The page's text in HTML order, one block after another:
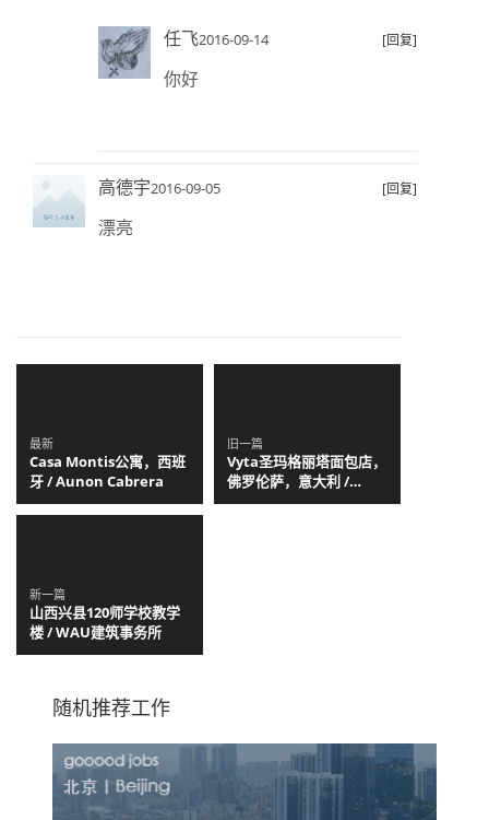
任飞2016-09-14 [回复]
你好
高德宇2016-09-05 [回复]
漂亮
最新
Casa Montis公寓，西班
牙 / Aunon Cabrera
旧一篇
Vyta圣玛格丽塔面包店，
佛罗伦萨，意大利 /
COLLIDANIELARCHITETTO
新一篇
山西兴县120师学校教学
楼 / WAU建筑事务所
随机推荐工作